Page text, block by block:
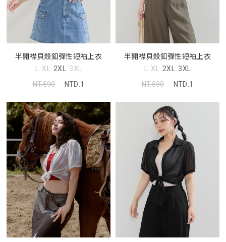
半開襟貝殼釦彈性短袖上衣
L XL 2XL 3XL
NT.590
NTD.1
半開襟貝殼釦彈性短袖上衣
L XL 2XL 3XL
NT.590
NTD.1